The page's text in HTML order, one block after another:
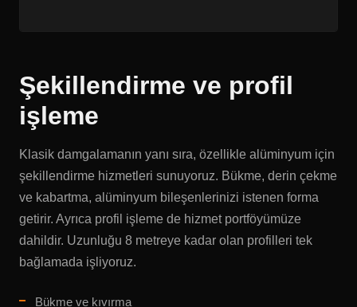
Şekillendirme ve profil
işleme
Klasik damgalamanın yanı sıra, özellikle alüminyum için
şekillendirme hizmetleri sunuyoruz. Bükme, derin çekme
ve kabartma, alüminyum bileşenlerinizi istenen forma
getirir. Ayrıca profil işleme de hizmet portföyümüze
dahildir. Uzunluğu 8 metreye kadar olan profilleri tek
bağlamada işliyoruz.
Bükme ve kıvırma